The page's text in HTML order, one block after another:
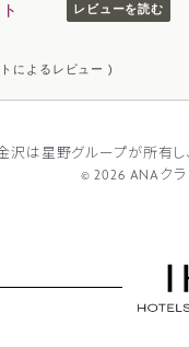
によるレビュー )
レビューを読む
沢は 星野グループが所有し、
© 2026 ANAク